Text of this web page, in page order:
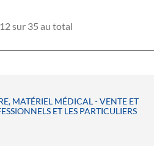
sur 35 au total
MATÉRIEL MÉDICAL - VENTE ET
ET LES PARTICULIERS